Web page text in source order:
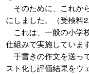
そのために、これか
にしました。（受検料
これは、一般の小学
仕組みで実施しています
手書きの作文を送っ
スト化し評価結果をウ